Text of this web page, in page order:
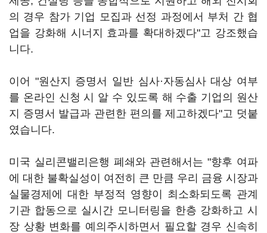
의 경우 참가 기업 모집과 선정 과정에서 부처 간 협
업을 강화해 시너지 효과를 확대하겠다"고 강조했습
니다.
이어 "원산지 증명서 일반 심사·자동심사 대상 여부
를 온라인 신청 시 알 수 있도록 해 수출 기업의 원산
지 증명서 발급과 관련한 편의를 제고하겠다"고 덧붙
였습니다.
미국 실리콘밸리은행 폐쇄와 관련해서는 "향후 여파
에 대한 불확실성이 여전히 큰 만큼 우리 금융 시장과
실물경제에 대한 부정적 영향이 최소화되도록 관계
기관 합동으로 실시간 모니터링을 한층 강화하고 시
장 상황 변화를 예의주시하면서 필요할 경우 신속히